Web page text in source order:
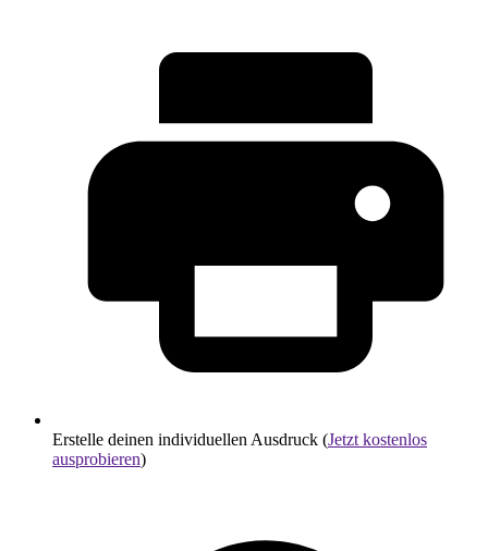
Erstelle deinen individuellen Ausdruck (Jetzt kostenlos
ausprobieren)